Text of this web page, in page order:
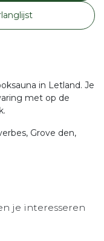
in Letland. Je
met op de
Grove den,
je interesseren